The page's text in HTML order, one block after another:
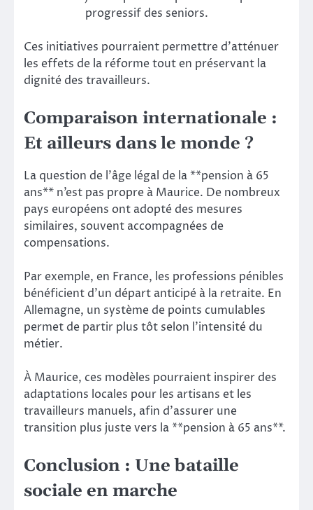
progressif des seniors.
Ces initiatives pourraient permettre d’atténuer
les effets de la réforme tout en préservant la
dignité des travailleurs.
Comparaison internationale :
Et ailleurs dans le monde ?
La question de l’âge légal de la **pension à 65
ans** n’est pas propre à Maurice. De nombreux
pays européens ont adopté des mesures
similaires, souvent accompagnées de
compensations.
Par exemple, en France, les professions pénibles
bénéficient d’un départ anticipé à la retraite. En
Allemagne, un système de points cumulables
permet de partir plus tôt selon l’intensité du
métier.
À Maurice, ces modèles pourraient inspirer des
adaptations locales pour les artisans et les
travailleurs manuels, afin d’assurer une
transition plus juste vers la **pension à 65 ans**.
Conclusion : Une bataille
sociale en marche